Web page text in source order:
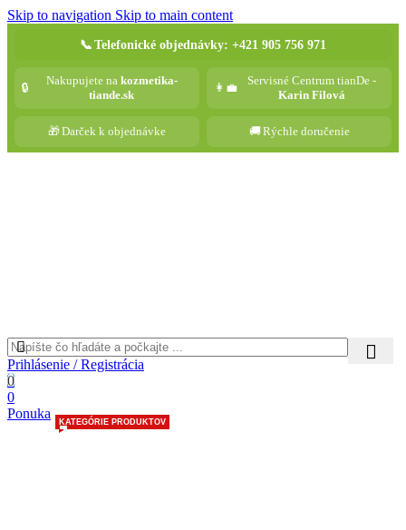
Skip to navigation Skip to main content
📞 Telefonické objednávky: +421 905 756 971
🔒
Nakupujete na kozmetika-
tiande.sk
👩‍💼
Servisné Centrum tianDe -
Karin Filová
🎁Darček k objednávke 🚚Rýchle doručenie
Prihlásenie / Registrácia
0
0
Ponuka
KATEGÓRIE PRODUKTOV